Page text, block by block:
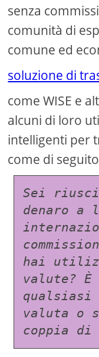
senza
comunità di
comune ed
soluzione di
come WISE e
alcuni di loro
intelligenti per
come di
Sei
denaro a
hai
valute?
qualsiasi
valuta o
coppia di